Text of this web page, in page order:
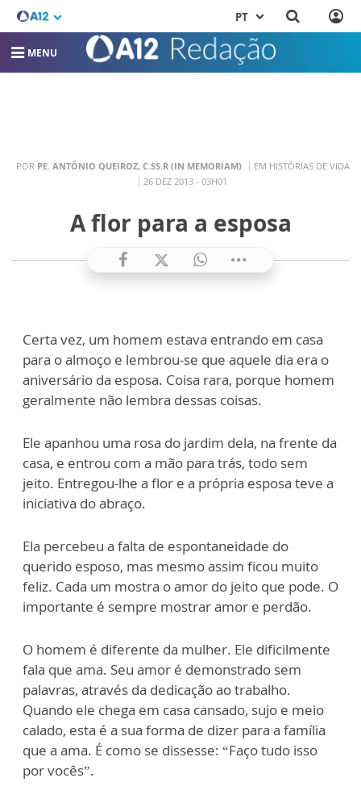
PT
MENU
POR PE. ANTÔNIO QUEIROZ, C.SS.R (IN MEMORIAM)
EM HISTÓRIAS DE VIDA
26 DEZ 2013 - 03H01
A flor para a esposa
Certa vez, um homem estava entrando em casa
para o almoço e lembrou-se que aquele dia era o
aniversário da esposa. Coisa rara, porque homem
geralmente não lembra dessas coisas.
Ele apanhou uma rosa do jardim dela, na frente da
casa, e entrou com a mão para trás, todo sem
jeito. Entregou-lhe a flor e a própria esposa teve a
iniciativa do abraço.
Ela percebeu a falta de espontaneidade do
querido esposo, mas mesmo assim ficou muito
feliz. Cada um mostra o amor do jeito que pode. O
importante é sempre mostraramor e perdão.
O homem é diferente da mulher. Ele dificilmente
fala que ama. Seu amor é demonstrado sem
palavras, através da dedicação ao trabalho.
Quando ele chega em casa cansado, sujo e meio
calado, esta é a sua forma de dizer para a família
que a ama. É como se dissesse: “Faço tudo isso
por vocês”.